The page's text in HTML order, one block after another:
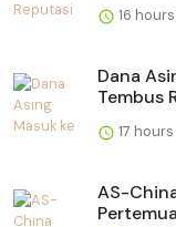
16
Dana
Tembus
17
AS-